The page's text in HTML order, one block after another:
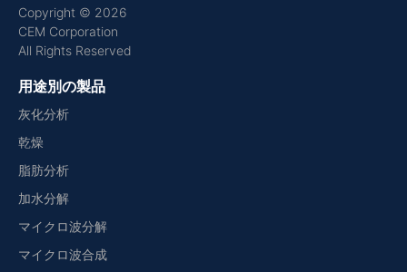
Copyright © 2026
CEM Corporation
All Rights Reserved
用途別の製品
灰化分析
乾燥
脂肪分析
加水分解
マイクロ波分解
マイクロ波合成